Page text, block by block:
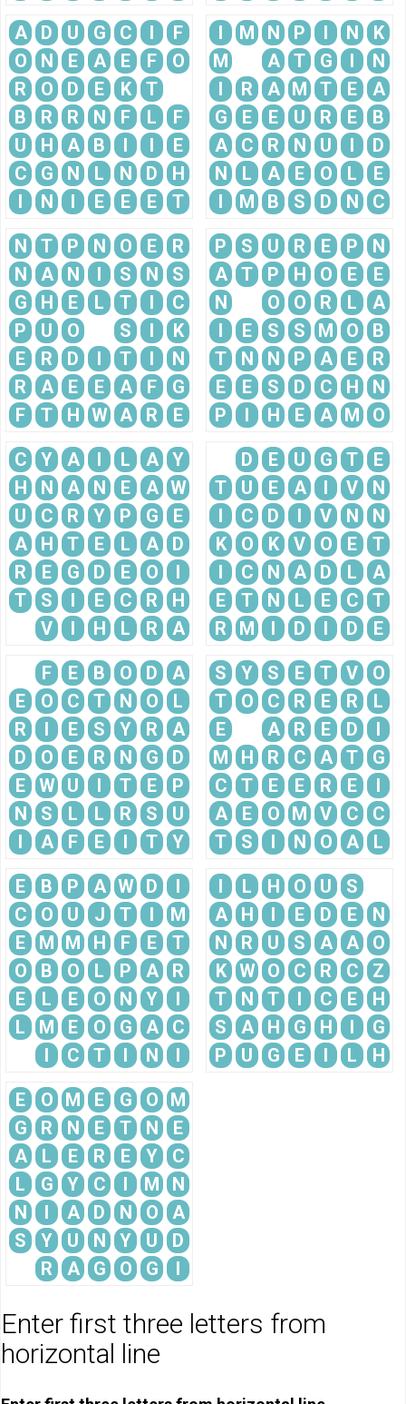
A D U G C I
F
O
N E A E F
O
R
O D E K
T
B
R R N F L
F
U
H A B I I
E
C
G N L N D
H
I
N I E E E T
I M N P I N
K
M
A T G I
N
I
R A M T E
A
G
E E U R E
B
A
C R N U I
D
N
L A E O L
E
I
M B S D N C
N T P N O E
R
N
A N I S N
S
G
H E L T I
C
P
U O S I
K
E
R D I T I
N
R
A E E A F
G
F
T H W A R E
P S U R E P
N
A
T P H O E
E
N
O O R L
A
I
E S S M O
B
T
N N P A E
R
E
E S D C H
N
P
I H E A M O
C Y A I L A
Y
H
N A N E A W
U
C R Y P G
E
A
H T E L A
D
R
E G D E O
I
T
S I E C R
H
V
I H L R A
D E U G T
E
T
U E A I V
N
I
C D I V N
N
K
O K V O E
T
I
C N A D L
A
E
T N L E C
T
R
M I D I D E
F E B O D
A
E
O C T N O
L
R
I E S Y R
A
D
O E R N G
D
E
W U I T E
P
N
S L L R S
U
I
A F E I T Y
S Y S E T V
O
T
O C R E R
L
E
A R E D
I
M
H R C A T
G
C
T E E R E
I
A
E O M V C
C
T
S I N O A L
E B P A W D
I
C
O U J T I
M
E
M M H F E
T
O
B O L P A
R
E
L E O N Y
I
L
M E O G A
C
I
C T I N I
I L H O U
S
A
H I E D E
N
N
R U S A A
O
K
W O C R C
Z
T
N T I C E
H
S
A H G H I
G
P
U G E I L H
E O M E G O
M
G
R N E T N
E
A
L E R E Y
C
L
G Y C I M
N
N
I A D N O
A
S
Y U N Y U
D
R
A G O G I
Enter first three letters from
horizontal line